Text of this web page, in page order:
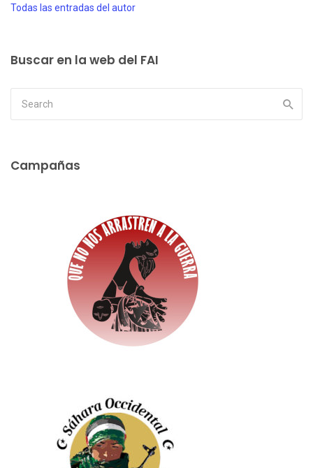
Todas las entradas del autor
Buscar en la web del FAI
Campañas